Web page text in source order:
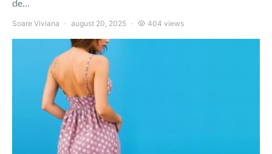
de…
Soare Viviana august 20, 2025 404 views